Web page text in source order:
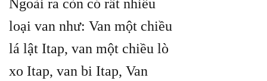
Ngoài ra còn có rất nhiều
loại van như: Van một chiều
lá lật Itap, van một chiều lò
xo Itap, van bi Itap, Van